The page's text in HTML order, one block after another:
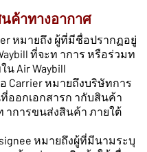
ค้าทางอากาศ
หมายถึง ผู้ที่มีชื่อปรากฏอยู่
ที่จะท าการ หรือร่วมท
Air Waybill
Carrier หมายถึงบริษัทการ
ออกเอกสารก ากับสินค้า
าการขนส่งสินค้า ภายใต้
หมายถึงผู้ที่มีนามระบุ